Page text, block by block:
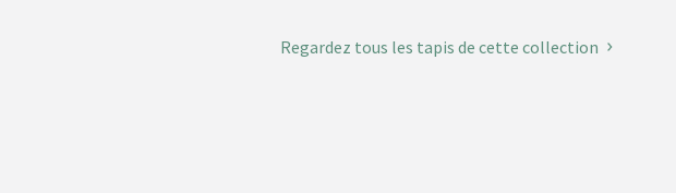
Regardez tous les tapis de cette collection